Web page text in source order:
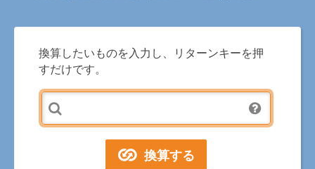
換算したいものを入力し、リターンキーを押
すだけです。